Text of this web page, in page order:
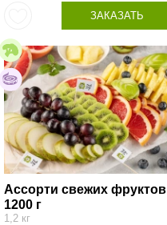
ЗАКАЗАТЬ
Ассорти свежих фруктов
1200 г
1,2 кг